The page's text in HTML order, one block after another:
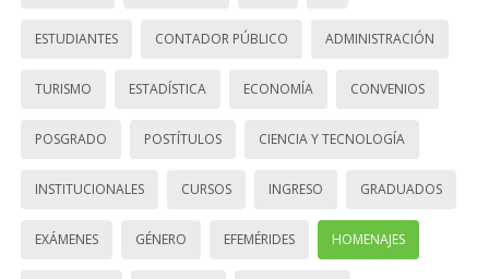
ESTUDIANTES CONTADOR PÚBLICO ADMINISTRACIÓN
TURISMO ESTADÍSTICA ECONOMÍA CONVENIOS
POSGRADO POSTÍTULOS CIENCIA Y TECNOLOGÍA
INSTITUCIONALES CURSOS INGRESO GRADUADOS
EXÁMENES GÉNERO EFEMÉRIDES HOMENAJES